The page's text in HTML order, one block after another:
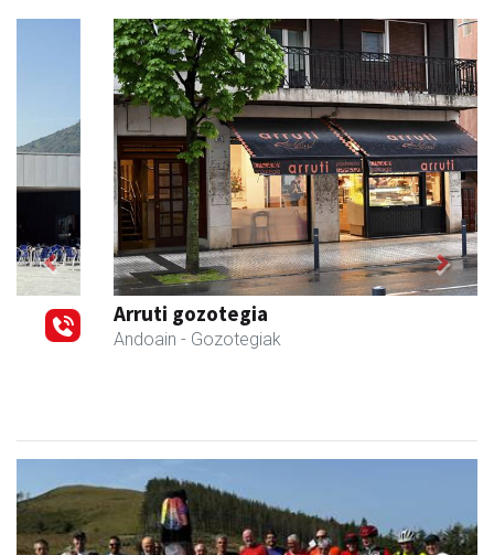
Arruti gozotegia
Andoain - Gozotegiak
Previous Next